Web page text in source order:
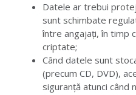
Datele ar trebui
sunt schimbate
între angajați, în timp
criptate;
Când datele sunt
(precum CD, DVD),
siguranță atunci când